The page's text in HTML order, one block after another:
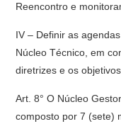
Reencontro e
IV – Definir as
Núcleo Técnico, em
diretrizes e os
Art. 8° O Núcleo
composto por 7 (sete)